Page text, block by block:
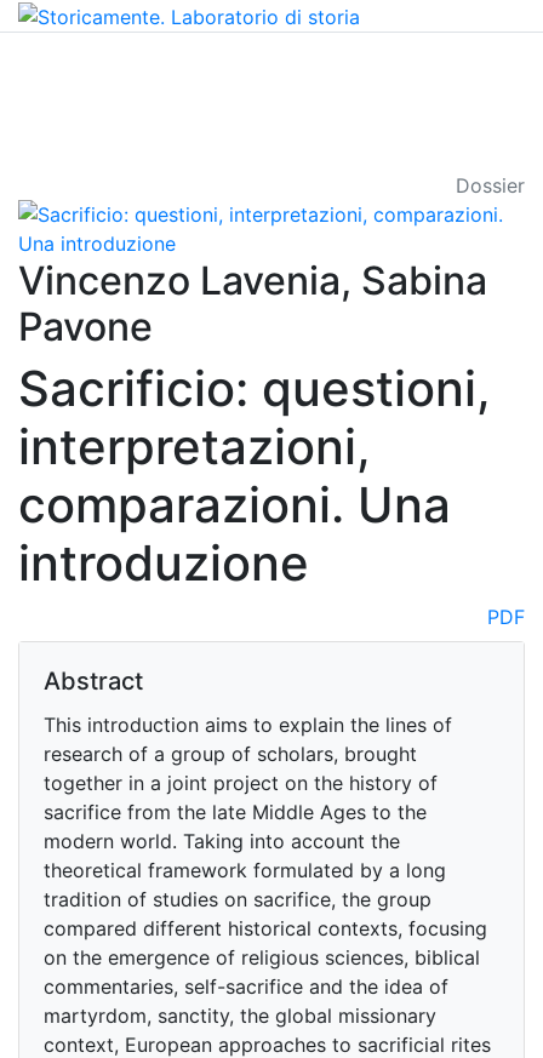
Dossier
Vincenzo Lavenia, Sabina
Pavone
Sacrificio: questioni,
interpretazioni,
comparazioni. Una
introduzione
PDF
Abstract
This introduction aims to explain the lines of
research of a group of scholars, brought
together in a joint project on the history of
sacrifice from the late Middle Ages to the
modern world. Taking into account the
theoretical framework formulated by a long
tradition of studies on sacrifice, the group
compared different historical contexts, focusing
on the emergence of religious sciences, biblical
commentaries, self-sacrifice and the idea of
martyrdom, sanctity, the global missionary
context, European approaches to sacrificial rites